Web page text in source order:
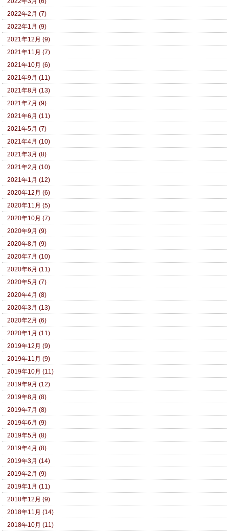
2022年2月 (7)
2022年1月 (9)
2021年12月 (9)
2021年11月 (7)
2021年10月 (6)
2021年9月 (11)
2021年8月 (13)
2021年7月 (9)
2021年6月 (11)
2021年5月 (7)
2021年4月 (10)
2021年3月 (8)
2021年2月 (10)
2021年1月 (12)
2020年12月 (6)
2020年11月 (5)
2020年10月 (7)
2020年9月 (9)
2020年8月 (9)
2020年7月 (10)
2020年6月 (11)
2020年5月 (7)
2020年4月 (8)
2020年3月 (13)
2020年2月 (6)
2020年1月 (11)
2019年12月 (9)
2019年11月 (9)
2019年10月 (11)
2019年9月 (12)
2019年8月 (8)
2019年7月 (8)
2019年6月 (9)
2019年5月 (8)
2019年4月 (8)
2019年3月 (14)
2019年2月 (9)
2019年1月 (11)
2018年12月 (9)
2018年11月 (14)
2018年10月 (11)